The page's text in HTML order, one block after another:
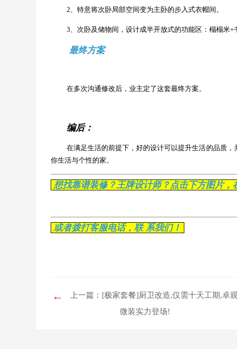
2、特意将次卧局部空间变为主卧的步入式衣帽间。
3、次卧及储物间，设计成半开放式的功能区：榻榻米+
最终方案
在多次沟通修改后，业主定了这套最终方案。
编后：
在满足生活的前提下，好的设计可以提升生活的品质
你生活与个性的家。
想找靠谱装修？王牌设计师？点击下方图片，
或者拨打客服电话，联 系我们！
←
上一篇：[极家套餐]厨卫改造,仅需十天工期,卓
微装实力登场!